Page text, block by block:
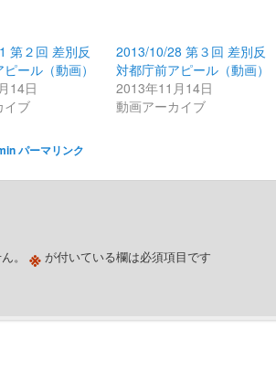
第２回 差別反
ール（動画）
14日
イブ
2013/10/28 第３回 差別反
対都庁前アピール（動画）
2013年11月14日
動画アーカイブ
パーマリンク
。 ※が付いている欄は必須項目です